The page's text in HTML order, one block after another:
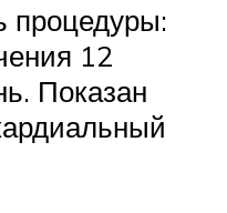
процедуры:
12
Показан